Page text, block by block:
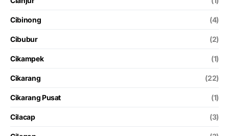
Cibinong (4)
Cibubur (2)
Cikampek (1)
Cikarang (22)
Cikarang Pusat (1)
Cilacap (3)